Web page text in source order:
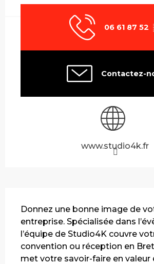
06 61 87 52
Contactez-
www.studio4k.fr
Donnez une bonne image de
entreprise. Spécialisée dans
l’équipe de Studio4K couvre
convention ou réception en
met votre savoir-faire en valeur